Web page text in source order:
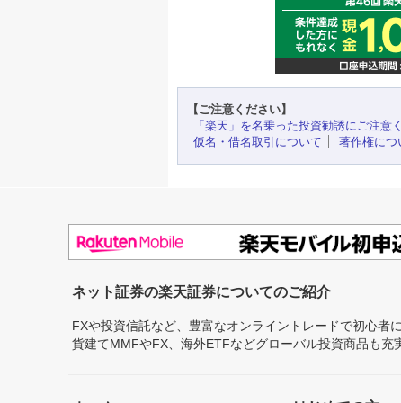
【ご注意ください】
「楽天」を名乗った投資勧誘にご注意
仮名・借名取引について
著作権につ
ネット証券の楽天証券についてのご紹介
FXや投資信託など、豊富なオンライントレードで初心者
貨建てMMFやFX、海外ETFなどグローバル投資商品も充